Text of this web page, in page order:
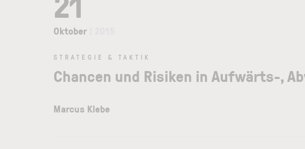
Oktober
STRATEGIE & TAKTIK
Chancen und Risiken in Aufwärts-,
Marcus Klebe